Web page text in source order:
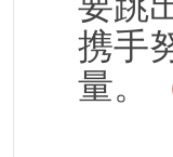
携手
量。